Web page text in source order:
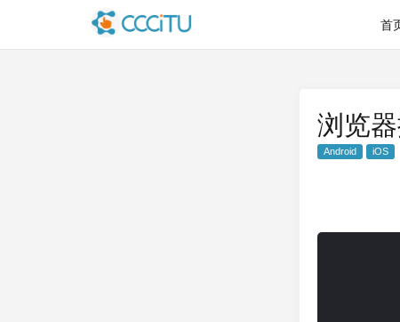
首
浏览
Android iOS